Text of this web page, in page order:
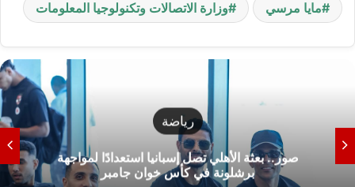
مايا مرسي وزارة الاتصالات وتكنولوجيا المعلومات
رياضة
صور.. بعثة الأهلي تصل إسبانيا استعدادًا لمواجهة
برشلونة في كأس خوان جامبر